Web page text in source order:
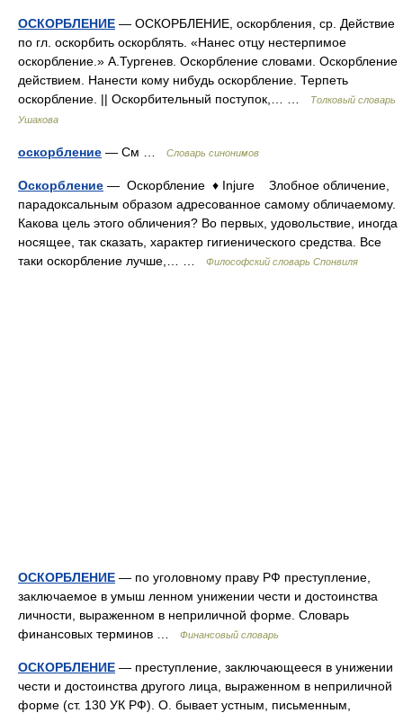
ОСКОРБЛЕНИЕ — ОСКОРБЛЕНИЕ, оскорбления, ср. Действие
по гл. оскорбить оскорблять. «Нанес отцу нестерпимое
оскорбление.» А.Тургенев. Оскорбление словами. Оскорбление
действием. Нанести кому нибудь оскорбление. Терпеть
оскорбление. || Оскорбительный поступок,… …
Толковый словарь
Ушакова
оскорбление — См … Словарь синонимов
Оскорбление — Оскорбление ♦ Injure Злобное обличение,
парадоксальным образом адресованное самому обличаемому.
Какова цель этого обличения? Во первых, удовольствие, иногда
носящее, так сказать, характер гигиенического средства. Все
таки оскорбление лучше,… …
Философский словарь Спонвиля
ОСКОРБЛЕНИЕ — по уголовному праву РФ преступление,
заключаемое в умыш ленном унижении чести и достоинства
личности, выраженном в неприличной форме. Словарь
финансовых терминов …
Финансовый словарь
ОСКОРБЛЕНИЕ — преступление, заключающееся в унижении
чести и достоинства другого лица, выраженном в неприличной
форме (ст. 130 УК РФ). О. бывает устным, письменным,